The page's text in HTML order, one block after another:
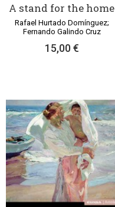
A stand for the home
Rafael Hurtado Domínguez;
Fernando Galindo Cruz
15,00 €